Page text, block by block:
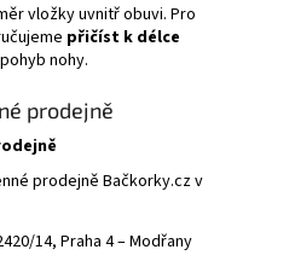
vložky uvnitř obuvi. Pro
přičíst k délce
nohy.
prodejně
prodejně Bačkorky.cz v
14, Praha 4 – Modřany